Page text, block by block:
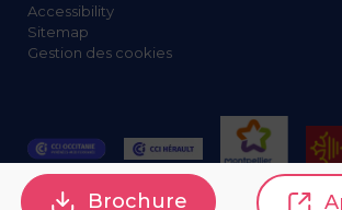
Accessibility
Sitemap
Gestion des cookies
Brochure